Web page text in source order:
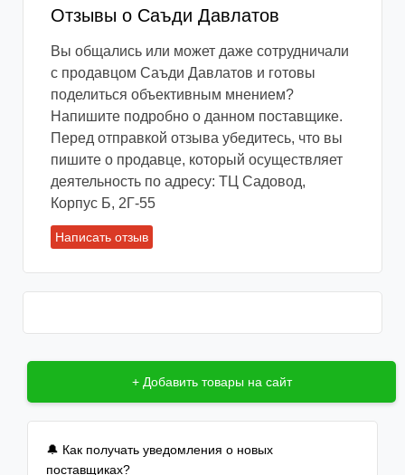
В большинстве случаев связаться с
сообщений социальной сети Вконтакте.
Также это можно сделать при помощи
приложений WhatsApp или Vider. При
важных и срочных вопросах всегда можно
позвонить по номеру телефона, который вы
можете найти на личной странице продавца
или на официальном сайте магазина.
✏ Оформление заказа
будет просто добавить товар в корзину и
💰 Оплата
Отзывы о Саъди Давлатов
Вы общались или может даже сотрудничали
с продавцом Саъди Давлатов и готовы
поделиться объективным мнением?
Напишите подробно о данном поставщике.
Перед отправкой отзыва убедитесь, что вы
пишите о продавце, который осуществляет
деятельность по адресу: ТЦ Садовод,
Корпус Б, 2Г-55
Написать отзыв
+ Добавить товары на сайт
🔔 Как получать уведомления о новых
поставщиках?